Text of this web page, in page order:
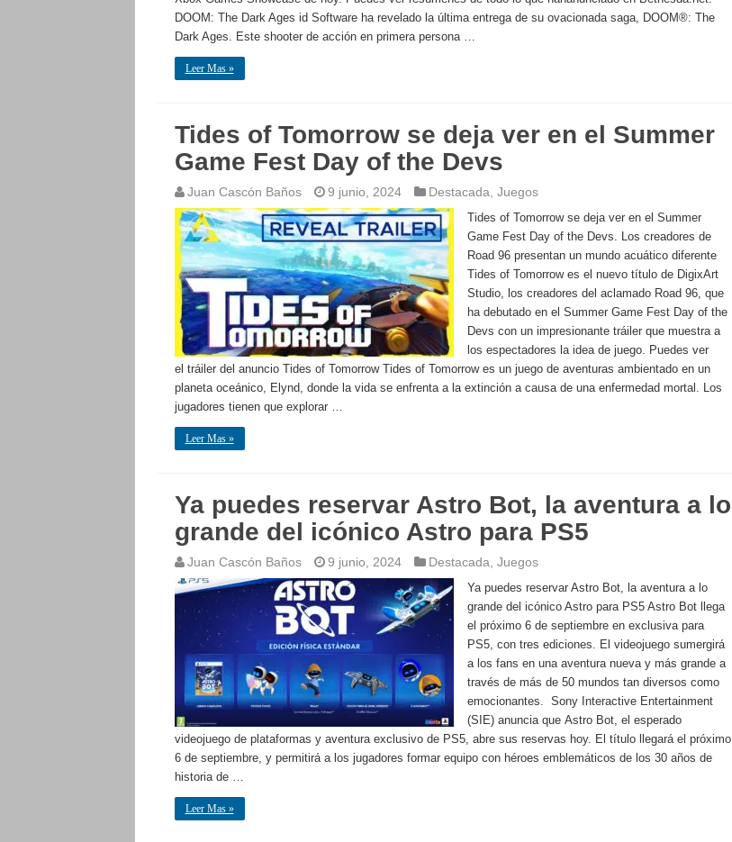
DOOM: The Dark Ages id Software ha revelado la última entrega de su ovacionada saga, DOOM®: The
Dark Ages. Este shooter de acción en primera persona …
Leer Mas »
Tides of Tomorrow se deja ver en el Summer
Game Fest Day of the Devs
Juan Cascón Baños 9 junio, 2024 Destacada Juegos
Tides of Tomorrow se deja ver en el Summer
Game Fest Day of the Devs. Los creadores de
Road 96 presentan un mundo acuático diferente
Tides of Tomorrow es el nuevo título de DigixArt
Studio, los creadores del aclamado Road 96, que
ha debutado en el Summer Game Fest Day of the
Devs con un impresionante tráiler que muestra a
los espectadores la idea de juego. Puedes ver
el tráiler del anuncio Tides of Tomorrow Tides of Tomorrow es un juego de aventuras ambientado en un
planeta oceánico, Elynd, donde la vida se enfrenta a la extinción a causa de una enfermedad mortal. Los
jugadores tienen que explorar …
Leer Mas »
Ya puedes reservar Astro Bot, la aventura a lo
grande del icónico Astro para PS5
Juan Cascón Baños 9 junio, 2024 Destacada Juegos
Ya puedes reservar Astro Bot, la aventura a lo
grande del icónico Astro para PS5 Astro Bot llega
el próximo 6 de septiembre en exclusiva para
PS5, con tres ediciones. El videojuego sumergirá
a los fans en una aventura nueva y más grande a
través de más de 50 mundos tan diversos como
emocionantes. Sony Interactive Entertainment
(SIE) anuncia que Astro Bot, el esperado
videojuego de plataformas y aventura exclusivo de PS5, abre sus reservas hoy. El título llegará el próximo
6 de septiembre, y permitirá a los jugadores formar equipo con héroes emblemáticos de los 30 años de
historia de …
Leer Mas »